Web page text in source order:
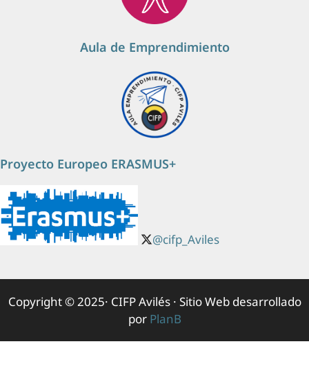
Aula de Emprendimiento
Proyecto Europeo ERASMUS+
@cifp_Aviles
Copyright © 2025· CIFP Avilés · Sitio Web desarrollado
por PlanB